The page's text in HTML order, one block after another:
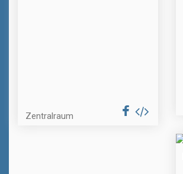
Zentralraum